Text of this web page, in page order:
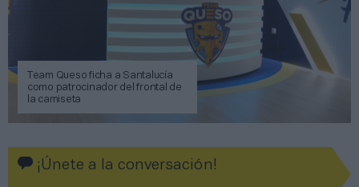
Team Queso ficha a Santalucía
como patrocinador del frontal de
la camiseta
¡Únete a la conversación!